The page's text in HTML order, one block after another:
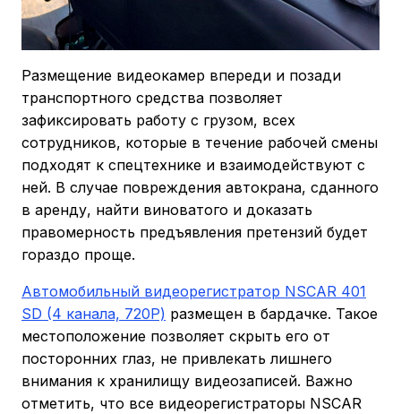
Размещение видеокамер впереди и позади
транспортного средства позволяет
зафиксировать работу с грузом, всех
сотрудников, которые в течение рабочей смены
подходят к спецтехнике и взаимодействуют с
ней. В случае повреждения автокрана, сданного
в аренду, найти виноватого и доказать
правомерность предъявления претензий будет
гораздо проще.
Автомобильный видеорегистратор NSCAR 401
SD (4 канала, 720Р) размещен в бардачке. Такое
местоположение позволяет скрыть его от
посторонних глаз, не привлекать лишнего
внимания к хранилищу видеозаписей. Важно
отметить, что все видеорегистраторы NSCAR